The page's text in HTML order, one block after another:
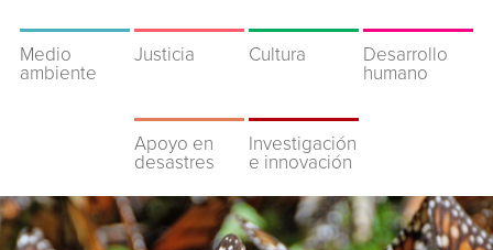
Medio
ambiente
Justicia Cultura
Desarrollo
humano
Apoyo en
desastres
Investigación
e innovación